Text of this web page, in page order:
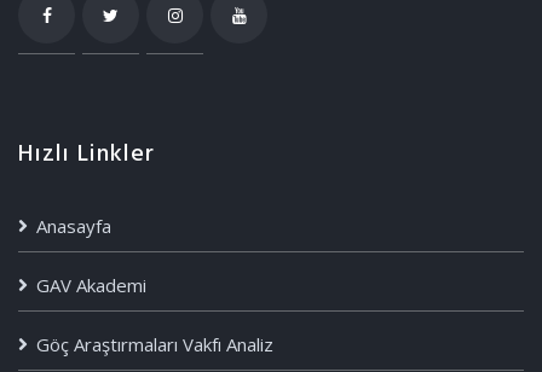
Hızlı Linkler
Anasayfa
GAV Akademi
Göç Araştırmaları Vakfı Analiz